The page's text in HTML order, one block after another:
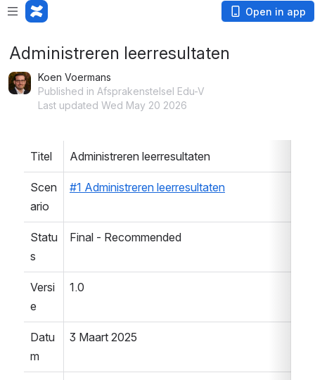
Open in app
Administreren leerresultaten
Koen Voermans
Published in Afsprakenstelsel Edu-V
Last updated Wed May 20 2026
Titel Administreren leerresultaten
Scen
ario
#1 Administreren leerresultaten
Statu
s
Final - Recommended
Versi
e
1.0
Datu
m
3 Maart 2025